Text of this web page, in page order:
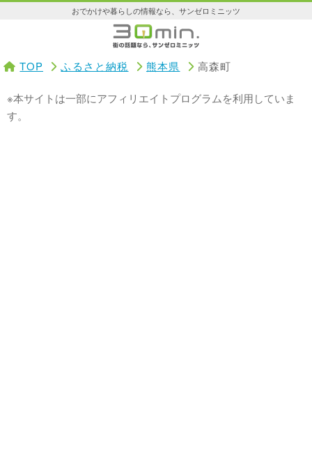
おでかけや暮らしの情報なら、サンゼロミニッツ
TOP ふるさと納税 熊本県 高森町
※本サイトは一部にアフィリエイトプログラムを利用していま
す。